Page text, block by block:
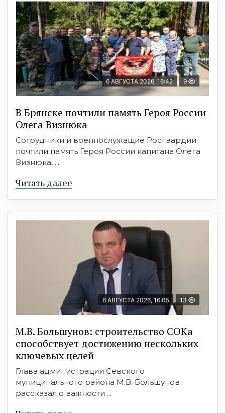
6 АВГУСТА 2026, 16:42 9
В Брянске почтили память Героя России
Олега Визнюка
Сотрудники и военнослужащие Росгвардии
почтили память Героя России капитана Олега
Визнюка, ...
Читать далее
6 АВГУСТА 2026, 16:05 13
М.В. Большунов: строительство СОКа
способствует достижению нескольких
ключевых целей
Глава администрации Севского
муниципального района М.В. Большунов
рассказал о важности ...